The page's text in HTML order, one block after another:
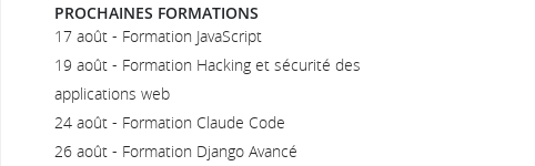
PROCHAINES FORMATIONS
17 août - Formation JavaScript
19 août - Formation Hacking et sécurité des
applications web
24 août - Formation Claude Code
26 août - Formation Django Avancé